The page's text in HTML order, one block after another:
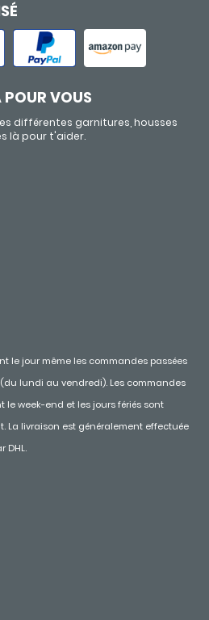
POUR VOUS
différentes garnitures, housses
là pour t'aider.
le jour même les commandes passées
lundi au vendredi). Les commandes
le week-end et les jours fériés sont
La livraison est généralement effectuée
DHL.